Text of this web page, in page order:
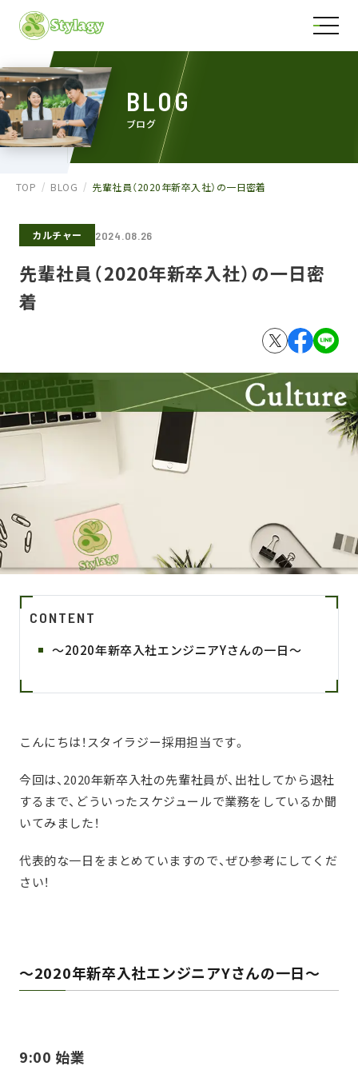
BLOG
ブログ
TOP BLOG 先輩社員（2020年新卒入社）の一日密着
カルチャー 2024.08.26
先輩社員（2020年新卒入社）の一日密
着
CONTENT
～2020年新卒入社エンジニアYさんの一日～
こんにちは！スタイラジー採用担当です。
今回は、2020年新卒入社の先輩社員が、出社してから退社
するまで、どういったスケジュールで業務をしているか聞
いてみました！
代表的な一日をまとめていますので、ぜひ参考にしてくだ
さい！
～2020年新卒入社エンジニアYさんの一日～
9:00 始業